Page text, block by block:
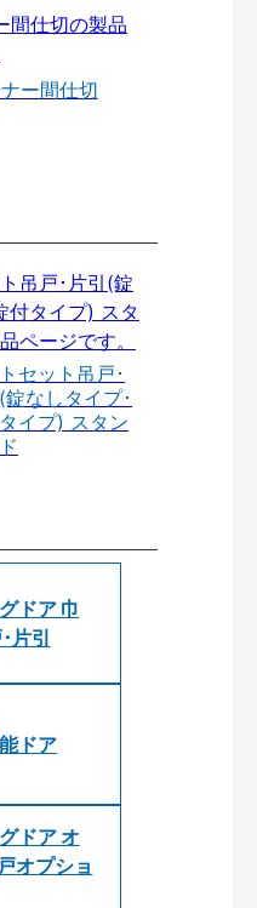
ー間仕切
セット吊戸･
錠なしタイプ･
イプ) スタン
ドア 巾
片引
ドア
ドア オ
オプショ